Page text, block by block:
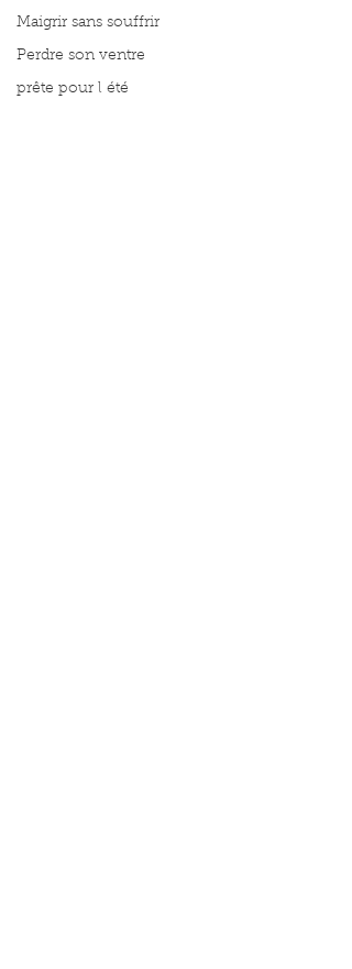
Maigrir sans souffrir
Perdre son ventre
prête pour l été